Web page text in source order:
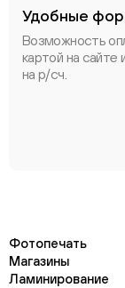
Удобные
Возможность
картой на сайте
на р/сч.
Фотопечать
Магазины
Ламинирование